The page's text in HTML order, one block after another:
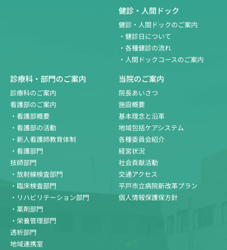
健診・人間ドック
健診・人間ドックのご案内
・健診日について
・各種健診の流れ
・人間ドックコースのご案内
診療科・部門のご案内
診療科のご案内
看護部のご案内
・看護部概要
・看護部の活動
・新人看護師教育体制
・看護部門
技師部門
・放射線検査部門
・臨床検査部門
・リハビリテーション部門
・薬剤部門
・栄養管理部門
透析部門
地域連携室
当院のご案内
院長あいさつ
施設概要
基本理念と沿革
地域包括ケアシステム
各種委員会紹介
経営状況
社会貢献活動
交通アクセス
平戸市立病院新改革プラン
個人情報保護保方針